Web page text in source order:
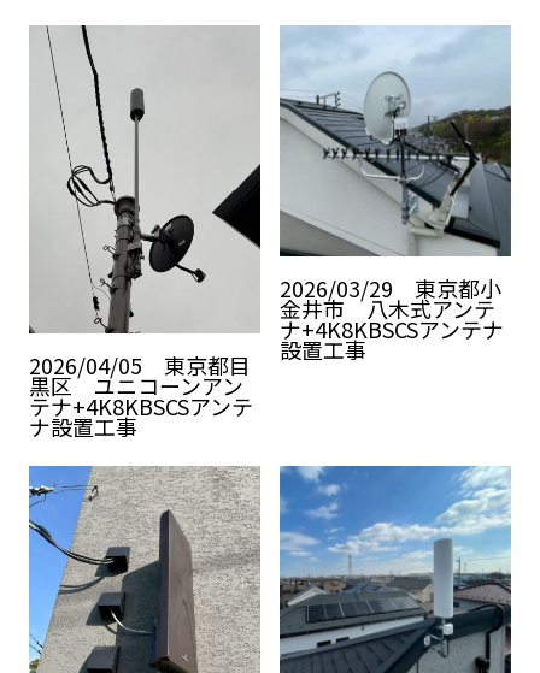
2026/04/05 東京都目
黒区 ユニコーンアン
テナ+4K8KBSCSアンテ
ナ設置工事
2026/03/29 東京都小
金井市 八木式アンテ
ナ+4K8KBSCSアンテナ
設置工事